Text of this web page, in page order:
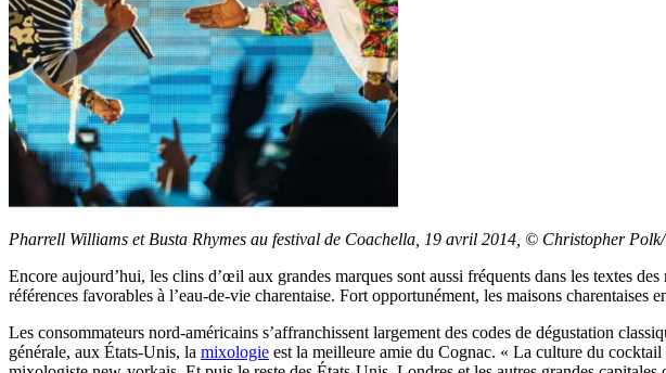
Pharrell Williams et Busta Rhymes au festival de Coachella, 19 avril 2014, © Christopher
Encore aujourd’hui, les clins d’œil aux grandes marques sont aussi fréquents dans les textes
références favorables à l’eau-de-vie charentaise. Fort opportunément, les maisons charentaises
Les consommateurs nord-américains s’affranchissent largement des codes de dégustation
générale, aux États-Unis, la mixologie est la meilleure amie du Cognac. « La culture du